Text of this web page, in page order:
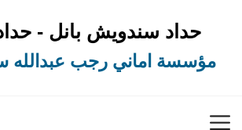
حداد سندويش بانل -
مؤسسة اماني رجب عبدالله